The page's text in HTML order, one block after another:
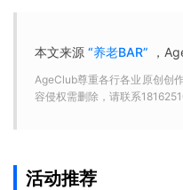
本文来源 “养老BAR” ，
AgeClub尊重各行各业原创创
容侵权需删除，请联系
活动推荐